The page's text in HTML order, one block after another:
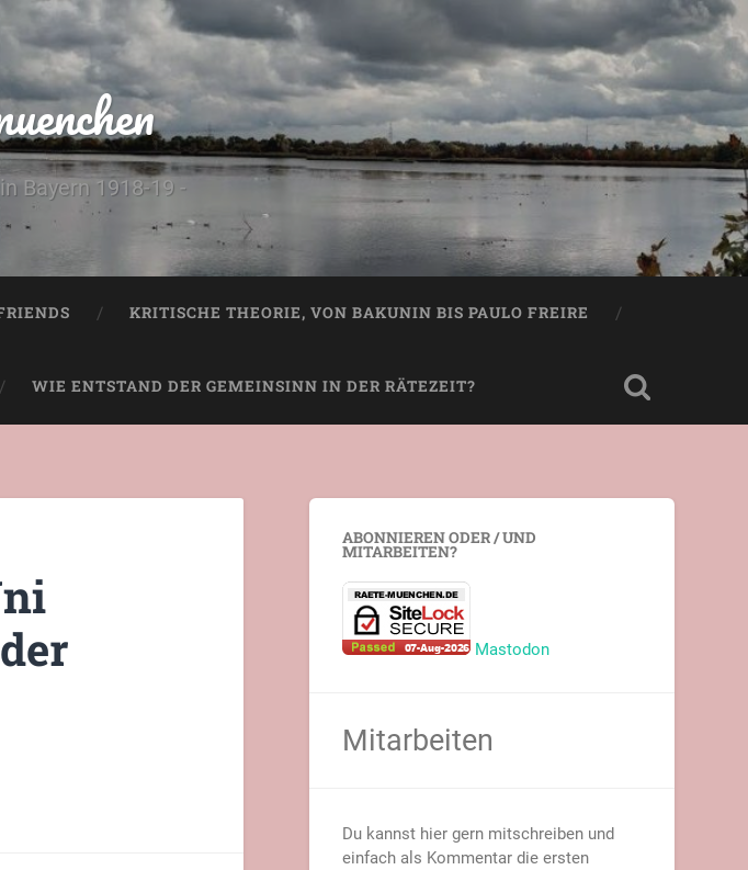
Bayern 1918-19 -
KRITISCHE THEORIE, VON BAKUNIN BIS PAULO FREIRE
WIE ENTSTAND DER GEMEINSINN IN DER RÄTEZEIT?
ABONNIEREN ODER / UND
MITARBEITEN?
Mastodon
Mitarbeiten
Du kannst hier gern mitschreiben und
einfach als Kommentar die ersten